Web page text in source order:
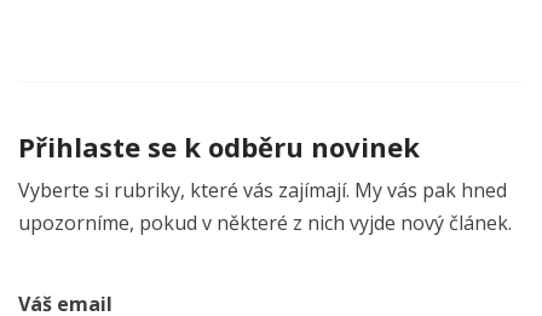
Přihlaste se k odběru novinek
Vyberte si rubriky, které vás zajímají. My vás pak hned
upozorníme, pokud v některé z nich vyjde nový článek.
Váš email